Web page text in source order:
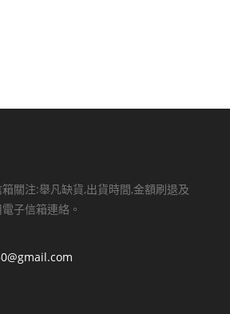
關注:舉凡缺貨,出貨時間,金額刷退及
子信箱連絡。